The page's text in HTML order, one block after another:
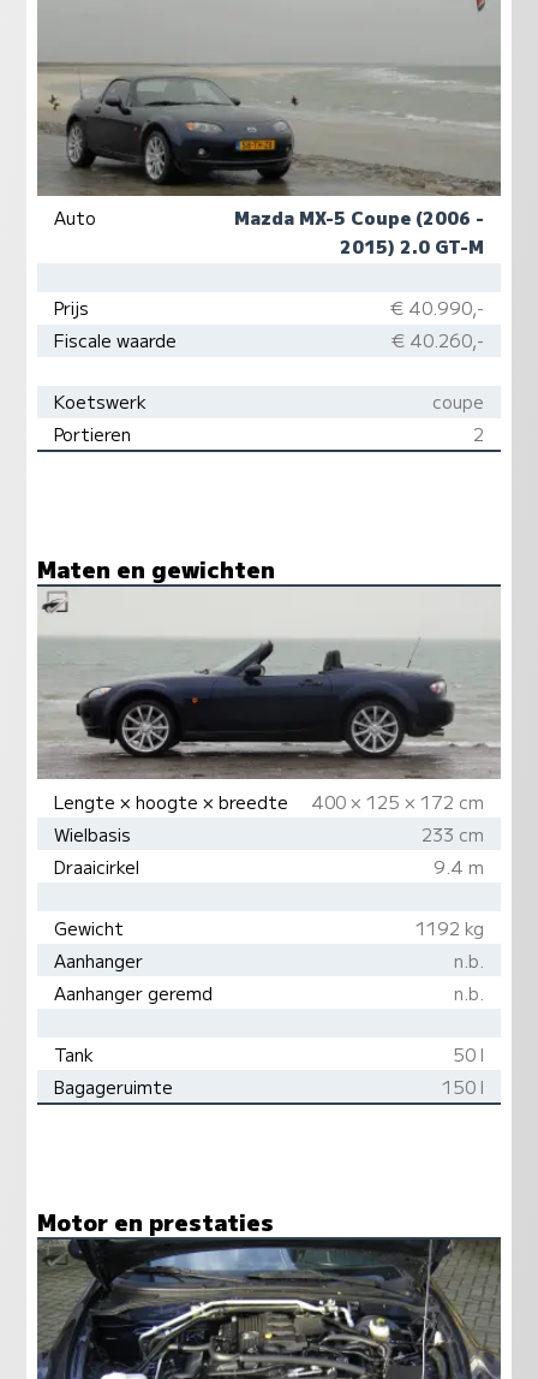
Auto
Mazda MX-5 Coupe (2006 -
2015) 2.0 GT-M
Prijs
€ 40.990,-
Fiscale waarde
€ 40.260,-
Koetswerk
coupe
Portieren
2
Maten en gewichten
Lengte × hoogte × breedte
400 × 125 × 172 cm
Wielbasis
233 cm
Draaicirkel
9.4 m
Gewicht
1192 kg
Aanhanger
n.b.
Aanhanger geremd
n.b.
Tank
50 l
Bagageruimte
150 l
Motor en prestaties